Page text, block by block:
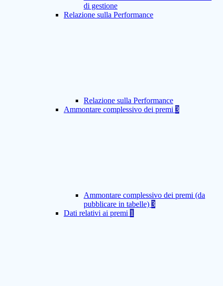
di gestione
Relazione sulla Performance
Relazione sulla Performance
Ammontare complessivo dei premi 3
Ammontare complessivo dei premi (da
pubblicare in tabelle) 3
Dati relativi ai premi 1